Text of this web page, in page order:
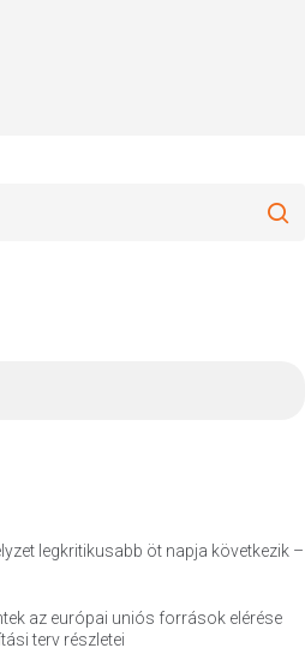
legkritikusabb öt napja következik –
az európai uniós források elérése
terv részletei